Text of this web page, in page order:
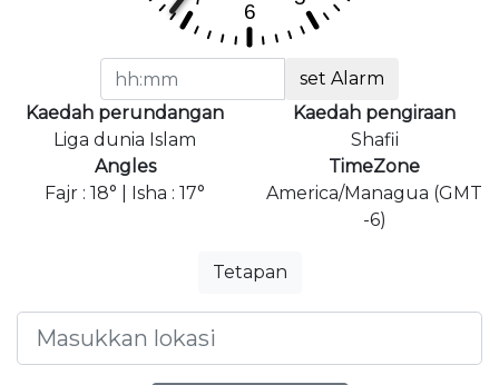
set Alarm
Kaedah perundangan
Liga dunia Islam
Kaedah pengiraan
Shafii
Angles
Fajr : 18° | Isha : 17°
TimeZone
America/Managua (GMT
-6)
Tetapan